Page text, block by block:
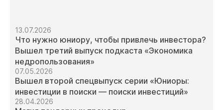
13.07.2026
Что нужно юниору, чтобы привлечь инвестора?
Вышел третий выпуск подкаста «Экономика
недропользования»
07.05.2026
Вышел второй спецвыпуск серии «Юниоры:
инвестиции в поиски — поиски инвестиций»
28.04.2026